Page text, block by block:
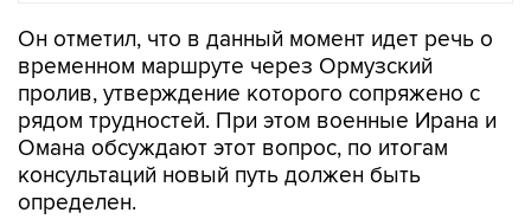
Он отметил, что в данный момент идет речь о
временном маршруте через Ормузский
пролив, утверждение которого сопряжено с
рядом трудностей. При этом военные Ирана и
Омана обсуждают этот вопрос, по итогам
консультаций новый путь должен быть
определен.